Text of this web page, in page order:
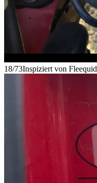
18/73Inspiziert von Fleequid